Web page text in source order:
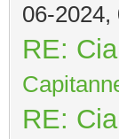
06-2024,
RE:
RE: